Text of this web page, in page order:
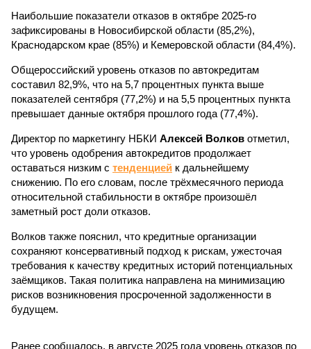
Наибольшие показатели отказов в октябре 2025-го
зафиксированы в Новосибирской области (85,2%),
Краснодарском крае (85%) и Кемеровской области (84,4%).
Общероссийский уровень отказов по автокредитам
составил 82,9%, что на 5,7 процентных пункта выше
показателей сентября (77,2%) и на 5,5 процентных пункта
превышает данные октября прошлого года (77,4%).
Директор по маркетингу НБКИ Алексей Волков отметил,
что уровень одобрения автокредитов продолжает
оставаться низким с тенденцией к дальнейшему
снижению. По его словам, после трёхмесячного периода
относительной стабильности в октябре произошёл
заметный рост доли отказов.
Волков также пояснил, что кредитные организации
сохраняют консервативный подход к рискам, ужесточая
требования к качеству кредитных историй потенциальных
заёмщиков. Такая политика направлена на минимизацию
рисков возникновения просроченной задолженности в
будущем.
Ранее сообщалось, в августе 2025 года уровень отказов по